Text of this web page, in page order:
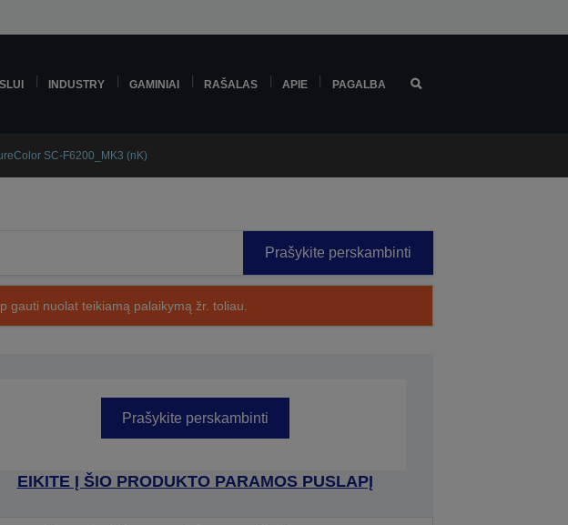
INDUSTRY GAMINIAI RAŠALAS APIE PAGALBA
SC-F6200_MK3 (nK)
Prašykite perskambinti
nuolat teikiamą palaikymą žr. toliau.
Prašykite perskambinti
EIKITE Į ŠIO PRODUKTO PARAMOS PUSLAPĮ